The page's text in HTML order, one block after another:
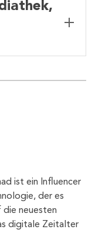
ist ein Influencer
der es
die neuesten
digitale Zeitalter